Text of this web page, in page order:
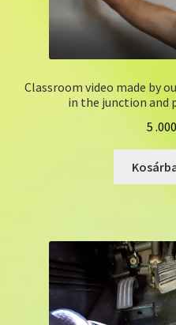
Classroom video made by
in the junction and
5